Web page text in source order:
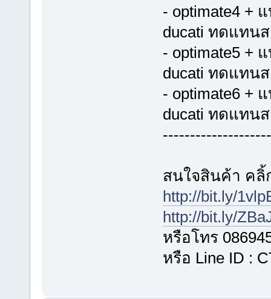
- optimate4 +
ducati ทดแทน
- optimate5 +
ducati ทดแทน
- optimate6 +
ducati ทดแทน
สนใจสินค้า คลิ้
http://bit.ly/
http://bit.ly/
หรือโทร
หรือ Line ID :